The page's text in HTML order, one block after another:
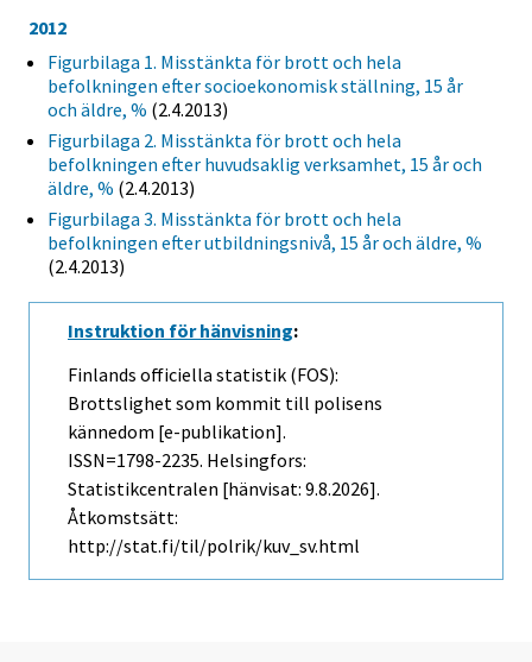
2012
Figurbilaga 1. Misstänkta för brott och hela
befolkningen efter socioekonomisk ställning, 15 år
och äldre, % (2.4.2013)
Figurbilaga 2. Misstänkta för brott och hela
befolkningen efter huvudsaklig verksamhet, 15 år och
äldre, % (2.4.2013)
Figurbilaga 3. Misstänkta för brott och hela
befolkningen efter utbildningsnivå, 15 år och äldre, %
(2.4.2013)
Instruktion för hänvisning:
Finlands officiella statistik (FOS):
Brottslighet som kommit till polisens
kännedom [e-publikation].
ISSN=1798-2235. Helsingfors:
Statistikcentralen [hänvisat: 9.8.2026].
Åtkomstsätt:
http://stat.fi/til/polrik/kuv_sv.html